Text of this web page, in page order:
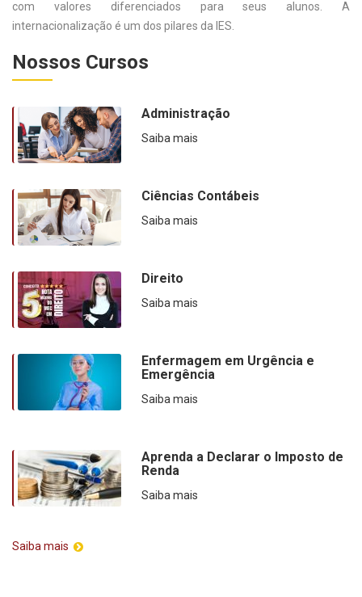
com valores diferenciados para seus alunos. A
internacionalização é um dos pilares da IES.
Nossos Cursos
Administração
Saiba mais
Ciências Contábeis
Saiba mais
Direito
Saiba mais
Enfermagem em Urgência e
Emergência
Saiba mais
Aprenda a Declarar o Imposto de
Renda
Saiba mais
Saiba mais